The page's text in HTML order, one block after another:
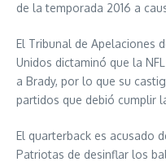
de la temporada 2016 a
El Tribunal de Apelaciones
Unidos dictaminó que la
a Brady, por lo que su
partidos que debió cumplir
El quarterback es acusado
Patriotas de desinflar los